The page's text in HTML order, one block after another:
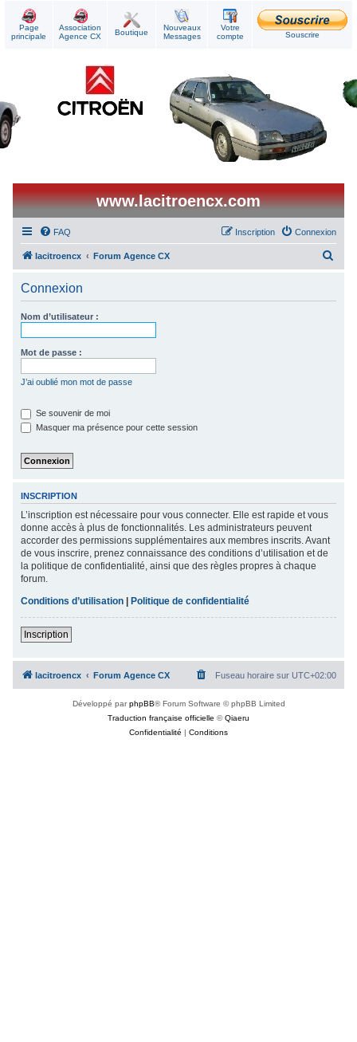
Page
principale
Association
Agence CX
Boutique
Nouveaux
Messages
Votre
compte
Souscrire
www.lacitroencx.com
FAQ Connexion
Inscription
lacitroencx Forum Agence CX
Connexion
Nom d’utilisateur :
Mot de passe :
J’ai oublié mon mot de passe
Se souvenir de moi
Masquer ma présence pour cette session
INSCRIPTION
L’inscription est nécessaire pour vous connecter. Elle est rapide et vous
donne accès à plus de fonctionnalités. Les administrateurs peuvent
accorder des permissions supplémentaires aux membres inscrits. Avant
de vous inscrire, prenez connaissance des conditions d’utilisation et de
la politique de confidentialité, ainsi que des règles propres à chaque
forum.
Conditions d’utilisation |Politique de confidentialité
Inscription
lacitroencx Forum Agence CX Fuseau horaire sur UTC+02:00
Développé parphpBB® Forum Software © phpBB Limited
Traduction française officielle ©Qiaeru
Confidentialité | Conditions